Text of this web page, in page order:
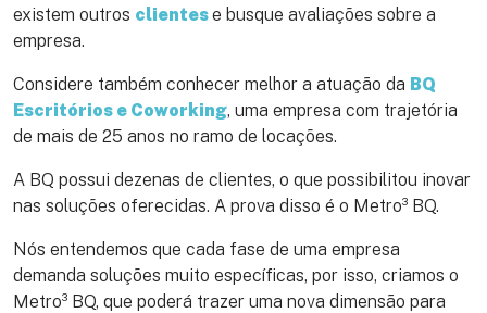
existem outros clientese busque avaliações sobre a
empresa.
Considere também conhecer melhor a atuação da BQ
Escritórios e Coworking, uma empresa com trajetória
de mais de 25 anos no ramo de locações.
A BQ possui dezenas de clientes, o que possibilitou inovar
nas soluções oferecidas. A prova disso é o Metro³ BQ.
Nós entendemos que cada fase de uma empresa
demanda soluções muito específicas, por isso, criamos o
Metro³ BQ, que poderá trazer uma nova dimensão para